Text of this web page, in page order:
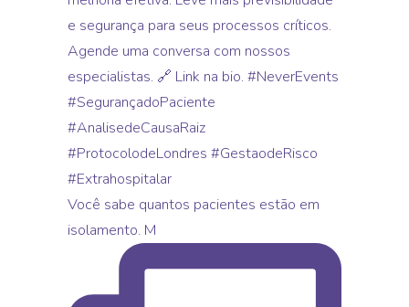
Você sabe quantos pacientes estão em
isolamento. M